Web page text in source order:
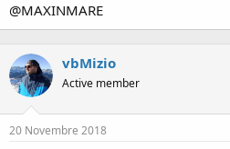
@MAXINMARE
vbMizio
Active member
20 Novembre 2018